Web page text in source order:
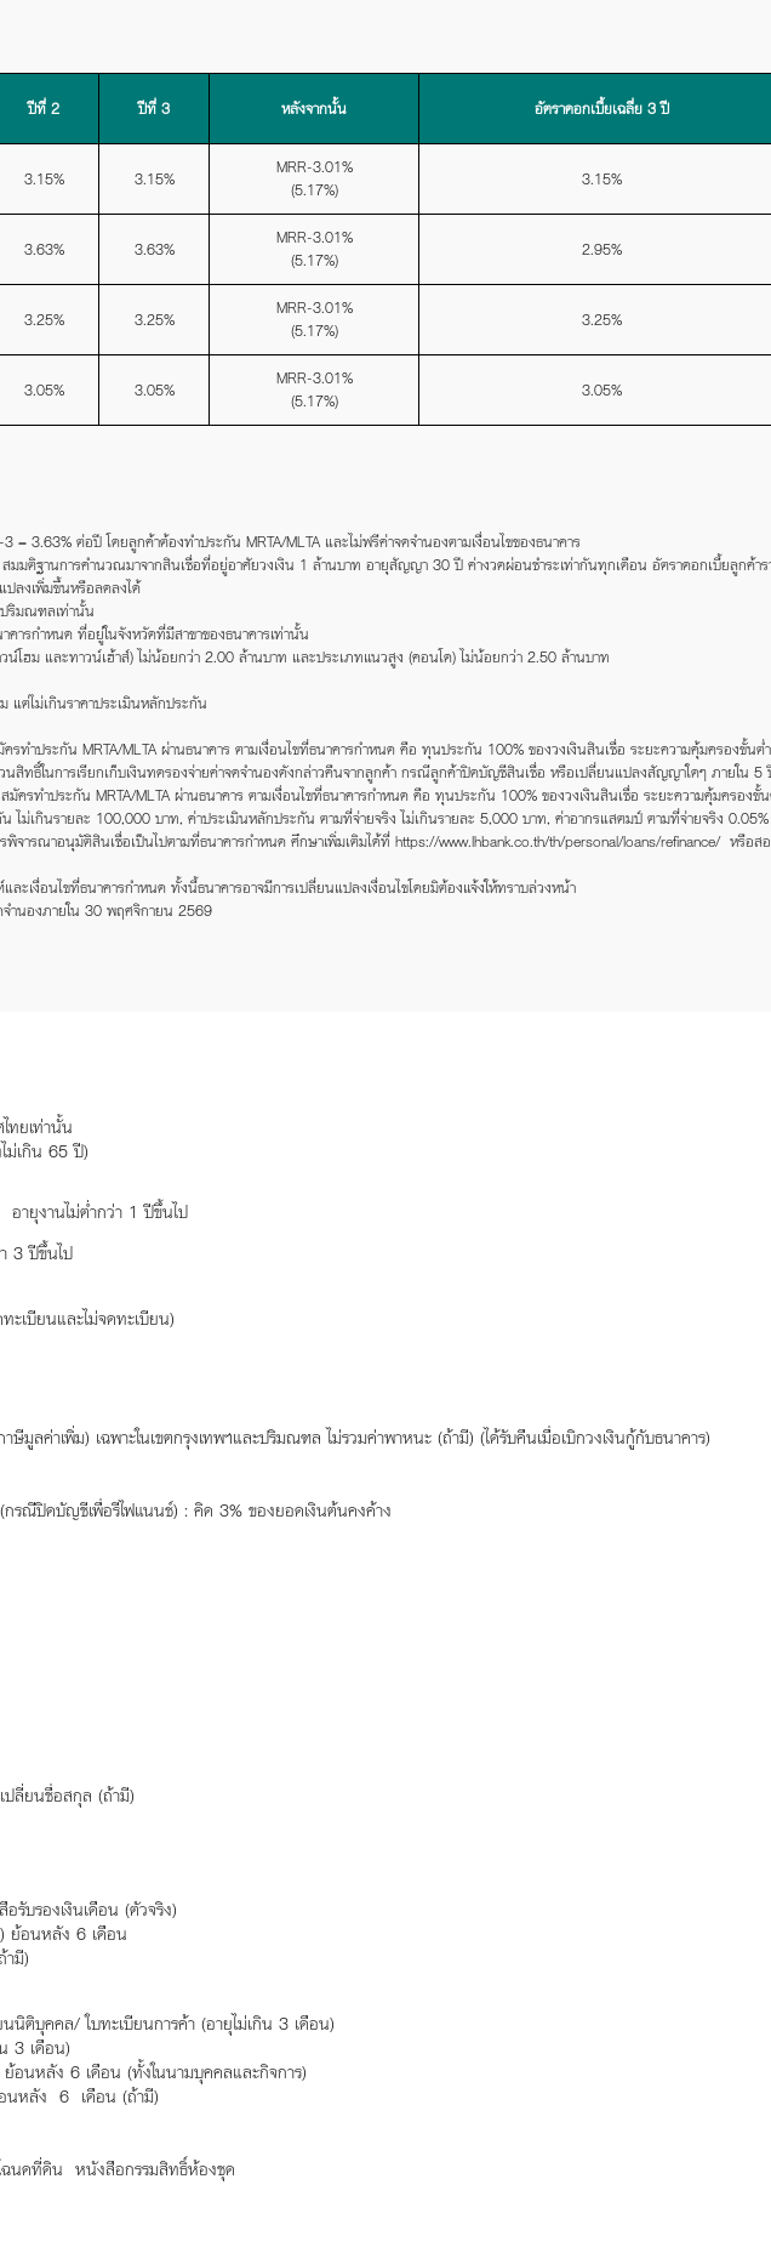
ปีที่ 2 ปีที่ 3 หลังจากนั้น อัตราดอกเบี้ยเฉลี่ย 3 ปี
3.15% 3.15%
MRR-3.01%
(5.17%)
3.15%
3.63% 3.63%
MRR-3.01%
(5.17%)
2.95%
3.25% 3.25%
MRR-3.01%
(5.17%)
3.25%
3.05% 3.05%
MRR-3.01%
(5.17%)
3.05%
3.63% ต่อปี โดยลูกค้าต้องทำประกัน MRTA/MLTA และไม่ฟรีค่าจดจำนองตามเงื่อนไขของธนาคาร
มมติฐานการคำนวณมาจากสินเชื่อที่อยู่อาศัยวงเงิน 1 ล้านบาท อายุสัญญา 30 ปี ค่างวดผ่อนชำระเท่ากันทุกเดือน อัตราดอกเบี้ยลูกค้
ลงเพิ่มขึ้นหรือลดลงได้
ปริมณฑลเท่านั้น
ารกำหนด ที่อยู่ในจังหวัดที่มีสาขาของธนาคารเท่านั้น
โฮม และทาวน์เฮ้าส์) ไม่น้อยกว่า 2.00 ล้านบาท และประเภทแนวสูง (คอนโด) ไม่น้อยกว่า 2.50 ล้านบาท
แต่ไม่เกินราคาประเมินหลักประกัน
ทำประกัน MRTA/MLTA ผ่านธนาคาร ตามเงื่อนไขที่ธนาคารกำหนด คือ ทุนประกัน 100% ของวงเงินสินเชื่อ ระยะความคุ้มครองขั้นต่
สิทธิ์ในการเรียกเก็บเงินทดรองจ่ายค่าจดจำนองดังกล่าวคืนจากลูกค้า กรณีลูกค้าปิดบัญชีสินเชื่อ หรือเปลี่ยนแปลงสัญญาใดๆ ภายใน
ครทำประกัน MRTA/MLTA ผ่านธนาคาร ตามเงื่อนไขที่ธนาคารกำหนด คือ ทุนประกัน 100% ของวงเงินสินเชื่อ ระยะความคุ้มครองขั้
ม่เกินรายละ 100,000 บาท, ค่าประเมินหลักประกัน ตามที่จ่ายจริง ไม่เกินรายละ 5,000 บาท, ค่าอากรแสตมป์ ตามที่จ่ายจริง
จารณาอนุมัติสินเชื่อเป็นไปตามที่ธนาคารกำหนด ศึกษาเพิ่มเติมได้ที่ https://www.lhbank.co.th/th/personal/loans/refinance/ หรือส
เงื่อนไขที่ธนาคารกำหนด ทั้งนี้ธนาคารอาจมีการเปลี่ยนแปลงเงื่อนไขโดยมิต้องแจ้งให้ทราบล่วงหน้า
ำนองภายใน 30 พฤศจิกายน 2569
ทยเท่านั้น
ม่เกิน 65 ปี)
ายุงานไม่ต่ำกว่า 1 ปีขึ้นไป
3 ปีขึ้นไป
เบียนและไม่จดทะเบียน)
มูลค่าเพิ่ม) เฉพาะในเขตกรุงเทพฯและปริมณฑล ไม่รวมค่าพาหนะ (ถ้ามี) (ได้รับคืนเมื่อเบิกวงเงินกู้กับธนาคาร)
ณีปิดบัญชีเพื่อรีไฟแนนซ์) : คิด 3% ของยอดเงินต้นคงค้าง
ปลี่ยนชื่อสกุล (ถ้ามี)
รับรองเงินเดือน (ตัวจริง)
ย้อนหลัง 6 เดือน
ามี)
นิติบุคคล/ ใบทะเบียนการค้า (อายุไม่เกิน 3 เดือน)
3 เดือน)
อนหลัง 6 เดือน (ทั้งในนามบุคคลและกิจการ)
อนหลัง 6 เดือน (ถ้ามี)
ฉนดที่ดิน หนังสือกรรมสิทธิ์ห้องชุด